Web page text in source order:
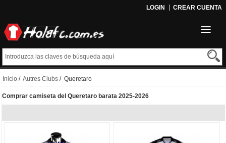
LOGIN CREAR CUENTA
Inicio / Autres Clubs / Queretaro
Comprar camiseta del Queretaro barata 2025-2026